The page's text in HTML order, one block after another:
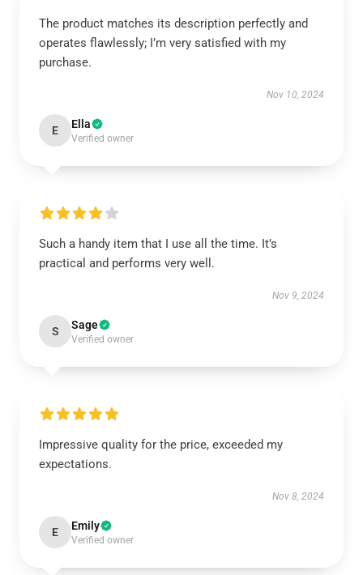
The product matches its description perfectly and
operates flawlessly; I’m very satisfied with my
purchase.
Nov 10, 2024
E Ella
Verified owner
Such a handy item that I use all the time. It’s
practical and performs very well.
Nov 9, 2024
S Sage
Verified owner
Impressive quality for the price, exceeded my
expectations.
Nov 8, 2024
E Emily
Verified owner